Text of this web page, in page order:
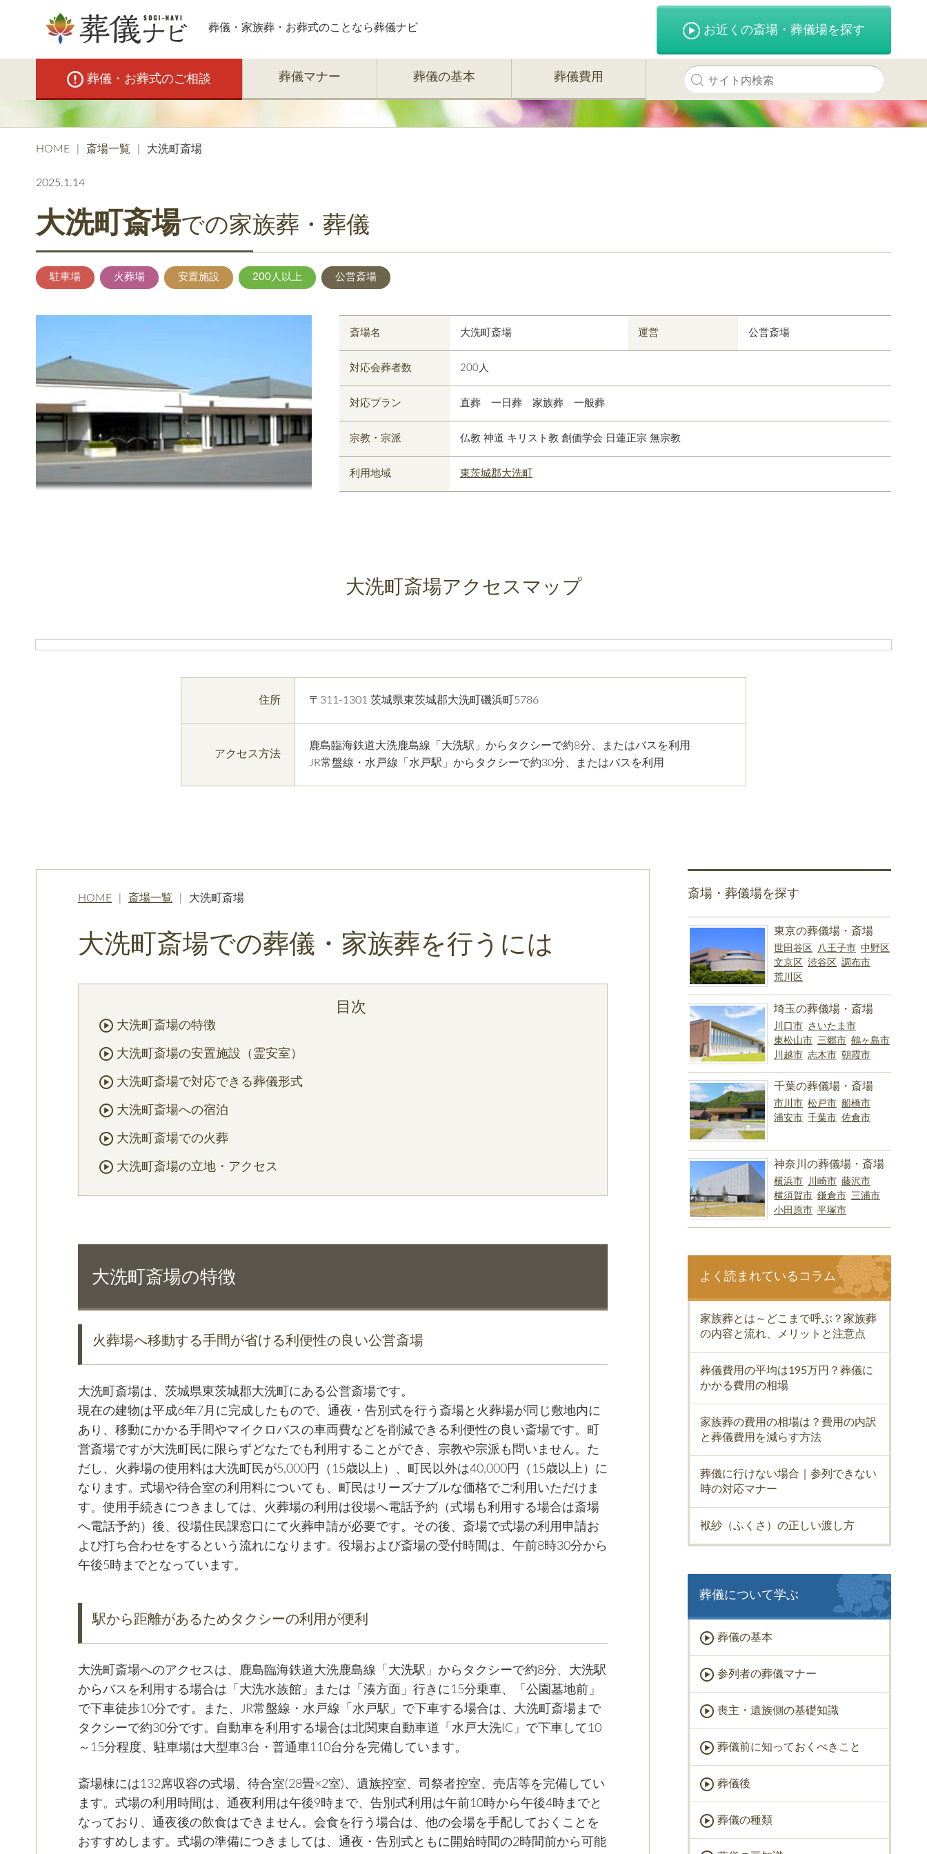
葬儀・家族葬・お葬式のことなら葬儀ナビ お近くの斎場・葬儀場を探す
葬儀・お葬式のご相談 葬儀マナー 葬儀の基本 葬儀費用
HOME 斎場一覧 大洗町斎場
2025.1.14
大洗町斎場での家族葬・葬儀
駐車場 火葬場 安置施設 200人以上 公営斎場
斎場名 大洗町斎場 運営 公営斎場
対応会葬者数 200人
対応プラン 直葬 一日葬 家族葬 一般葬
宗教・宗派 仏教 神道 キリスト教 創価学会 日蓮正宗 無宗教
利用地域 東茨城郡大洗町
大洗町斎場アクセスマップ
住所 〒311-1301 茨城県東茨城郡大洗町磯浜町5786
アクセス方法
鹿島臨海鉄道大洗鹿島線「大洗駅」からタクシーで約8分、またはバスを利用
JR常盤線・水戸線「水戸駅」からタクシーで約30分、またはバスを利用
HOME 斎場一覧 大洗町斎場
大洗町斎場での葬儀・家族葬を行うには
大洗町斎場の特徴
大洗町斎場の安置施設（霊安室）
大洗町斎場で対応できる葬儀形式
大洗町斎場への宿泊
大洗町斎場での火葬
大洗町斎場の立地・アクセス
大洗町斎場の特徴
火葬場へ移動する手間が省ける利便性の良い公営斎場
大洗町斎場は、茨城県東茨城郡大洗町にある公営斎場です。
現在の建物は平成6年7月に完成したもので、通夜・告別式を行う斎場と火葬場が同じ敷地内に
あり、移動にかかる手間やマイクロバスの車両費などを削減できる利便性の良い斎場です。町
営斎場ですが大洗町民に限らずどなたでも利用することができ、宗教や宗派も問いません。た
だし、火葬場の使用料は大洗町民が5,000円（15歳以上）、町民以外は40,000円（15歳以上）に
なります。式場や待合室の利用料についても、町民はリーズナブルな価格でご利用いただけま
す。使用手続きにつきましては、火葬場の利用は役場へ電話予約（式場も利用する場合は斎場
へ電話予約）後、役場住民課窓口にて火葬申請が必要です。その後、斎場で式場の利用申請お
よび打ち合わせをするという流れになります。役場および斎場の受付時間は、午前8時30分から
午後5時までとなっています。
駅から距離があるためタクシーの利用が便利
大洗町斎場へのアクセスは、鹿島臨海鉄道大洗鹿島線「大洗駅」からタクシーで約8分、大洗駅
からバスを利用する場合は「大洗水族館」または「湊方面」行きに15分乗車、「公園墓地前」
で下車徒歩10分です。また、JR常盤線・水戸線「水戸駅」で下車する場合は、大洗町斎場まで
タクシーで約30分です。自動車を利用する場合は北関東自動車道「水戸大洗IC」で下車して10
～15分程度、駐車場は大型車3台・普通車110台分を完備しています。
斎場棟には132席収容の式場、待合室(28畳×2室)、遺族控室、司祭者控室、売店等を完備してい
ます。式場の利用時間は、通夜利用は午後9時まで、告別式利用は午前10時から午後4時までと
なっており、通夜後の飲食はできません。会食を行う場合は、他の会場を手配しておくことを
おすすめします。式場の準備につきましては、通夜・告別式ともに開始時間の2時間前から可能
斎場・葬儀場を探す
東京の葬儀場・斎場
世田谷区 八王子市 中野区
文京区
渋谷区
調布市
荒川区
埼玉の葬儀場・斎場
川口市 さいたま市
東松山市 三郷市 鶴ヶ島市
川越市 志木市 朝霞市
千葉の葬儀場・斎場
市川市 松戸市 船橋市
浦安市 千葉市 佐倉市
神奈川の葬儀場・斎場
横浜市 川崎市 藤沢市
横須賀市 鎌倉市 三浦市
小田原市 平塚市
よく読まれているコラム
家族葬とは～どこまで呼ぶ？家族葬
の内容と流れ、メリットと注意点
葬儀費用の平均は195万円？葬儀に
かかる費用の相場
家族葬の費用の相場は？費用の内訳
と葬儀費用を減らす方法
葬儀に行けない場合｜参列できない
時の対応マナー
袱紗（ふくさ）の正しい渡し方
葬儀について学ぶ
葬儀の基本
参列者の葬儀マナー
喪主・遺族側の基礎知識
葬儀前に知っておくべきこと
葬儀後
葬儀の種類